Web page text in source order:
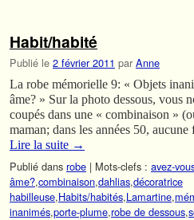
Habit/habité
Publié le 2 février 2011 par Anne
La robe mémorielle 9: « Objets
âme? » Sur la photo dessous, vous
coupés dans une « combinaison »
maman; dans les années 50,
Lire la suite →
Publié dans robe | Mots-clefs : avez-
âme?,combinaison,dahlias,décoratrice
habilleuse,Habits/habités,Lamartine,
inanimés,porte-plume,robe de dessous,